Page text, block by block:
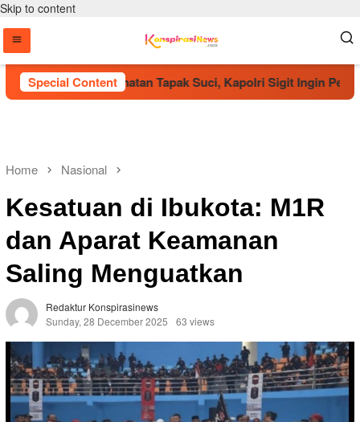
Skip to content
Special Content
Kehormatan Tapak Suci, Kapolri Sigit Ingin Pererat
Home Nasional
Kesatuan di Ibukota: M1R
dan Aparat Keamanan
Saling Menguatkan
Redaktur Konspirasinews
Sunday, 28 December 2025
63 views